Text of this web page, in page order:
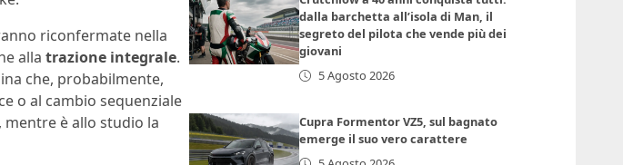
riconfermate nella
alla trazione integrale.
che, probabilmente,
o al cambio sequenziale
è allo studio la
dalla barchetta all’isola di Man, il
segreto del pilota che vende più dei
giovani
5 Agosto 2026
Cupra Formentor VZ5, sul bagnato
emerge il suo vero carattere